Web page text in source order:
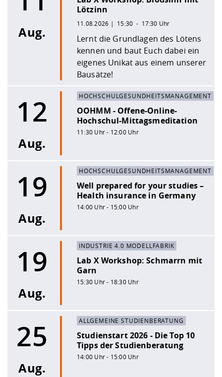
Aug.
Lötzinn
11.08.2026 | 15:30 - 17:30 Uhr
Lernt die Grundlagen des Lötens
kennen und baut Euch dabei ein
eigenes Unikat aus einem unserer
Bausätze!
12
Aug.
OOHMM - Offene-Online-
Hochschul-Mittagsmeditation
11:30 Uhr - 12:00 Uhr
HOCHSCHULGESUNDHEITSMANAGEMENT
19
Aug.
Well prepared for your studies –
Health insurance in Germany
14:00 Uhr - 15:00 Uhr
HOCHSCHULGESUNDHEITSMANAGEMENT
19
Aug.
Lab X Workshop: Schmarrn mit
Garn
15:30 Uhr - 18:30 Uhr
INDUSTRIE 4.0 MODELLFABRIK
25
Aug.
Studienstart 2026 - Die Top 10
Tipps der Studienberatung
14:00 Uhr - 15:00 Uhr
ALLGEMEINE STUDIENBERATUNG